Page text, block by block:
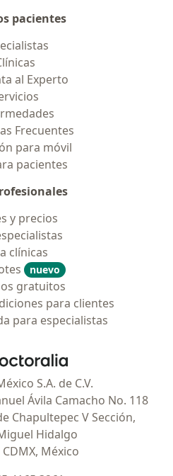
pacientes
al Experto
Frecuentes
para móvil
pacientes
y precios
clínicas
nuevo
gratuitos
para clientes
para especialistas
Doctoralia - Página de inicio
S.A. de C.V.
Ávila Camacho No. 118
Chapultepec V Sección,
Hidalgo
CDMX, México